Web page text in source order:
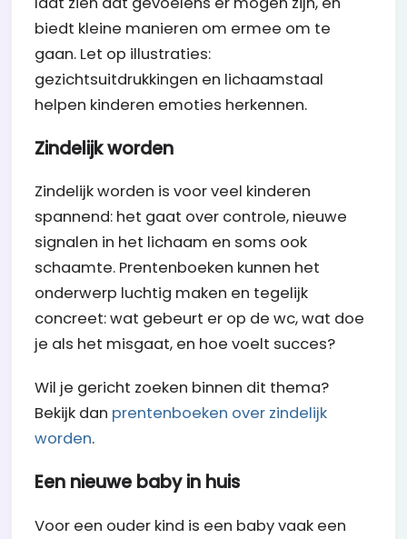
biedt kleine manieren om ermee om te
gaan. Let op illustraties:
gezichtsuitdrukkingen en lichaamstaal
helpen kinderen emoties herkennen.
Zindelijk worden
Zindelijk worden is voor veel kinderen
spannend: het gaat over controle, nieuwe
signalen in het lichaam en soms ook
schaamte. Prentenboeken kunnen het
onderwerp luchtig maken en tegelijk
concreet: wat gebeurt er op de wc, wat doe
je als het misgaat, en hoe voelt succes?
Wil je gericht zoeken binnen dit thema?
Bekijk dan prentenboeken over zindelijk
worden.
Een nieuwe baby in huis
Voor een ouder kind is een baby vaak een